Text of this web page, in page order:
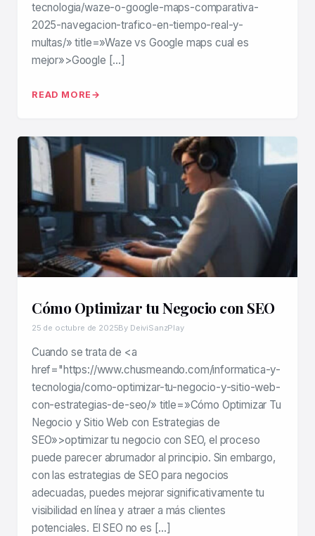
tecnologia/waze-o-google-maps-comparativa-
2025-navegacion-trafico-en-tiempo-real-y-
multas/» title=»Waze vs Google maps cual es
mejor»>Google […]
READ MORE
Cómo Optimizar tu Negocio con SEO
25 de octubre de 2025By DeiviSanzPlay
Cuando se trata de <a
href="https://www.chusmeando.com/informatica-y-
tecnologia/como-optimizar-tu-negocio-y-sitio-web-
con-estrategias-de-seo/» title=»Cómo Optimizar Tu
Negocio y Sitio Web con Estrategias de
SEO»>optimizar tu negocio con SEO, el proceso
puede parecer abrumador al principio. Sin embargo,
con las estrategias de SEO para negocios
adecuadas, puedes mejorar significativamente tu
visibilidad en línea y atraer a más clientes
potenciales. El SEO no es […]